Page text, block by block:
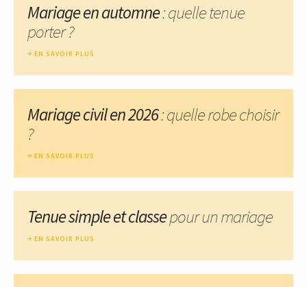
Mariage en automne: quelle tenue
porter ?
EN SAVOIR PLUS
Mariage civil en 2026: quelle robe choisir
?
EN SAVOIR PLUS
Tenue simple et classepour un mariage
EN SAVOIR PLUS